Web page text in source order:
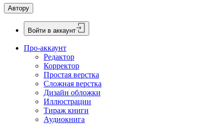
Автору
Войти в аккаунт
Про-аккаунт
Редактор
Корректор
Простая верстка
Сложная верстка
Дизайн обложки
Иллюстрации
Тираж книги
Аудиокнига